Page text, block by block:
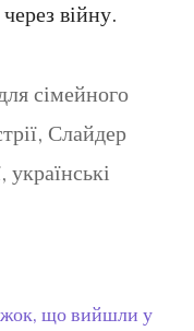
війну.
сімейного
, Слайдер
, українські
що вийшли у